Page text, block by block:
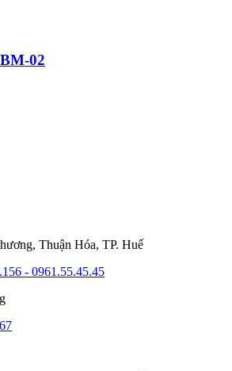
02
Thuận Hóa, TP. Huế
- 0961.55.45.45